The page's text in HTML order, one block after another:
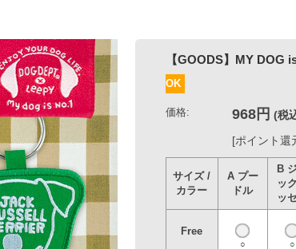
OK
価格: 968円
[ポイント還元 9ポイント
ックラ
ッセル
C キャ